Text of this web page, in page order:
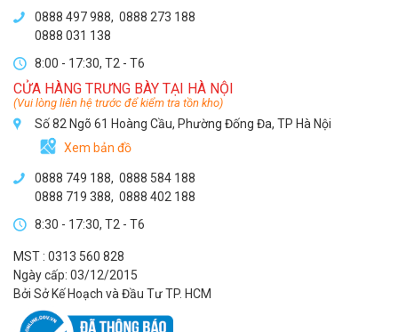
0888 497 988, 0888 273 188
0888 031 138
8:00 - 17:30, T2 - T6
CỬA HÀNG TRƯNG BÀY TẠI HÀ NỘI
(Vui lòng liên hệ trước để kiểm tra tồn kho)
Số 82 Ngõ 61 Hoàng Cầu, Phường Đống Đa, TP Hà Nội
Xem bản đồ
0888 749 188, 0888 584 188
0888 719 388, 0888 402 188
8:30 - 17:30, T2 - T6
MST : 0313 560 828
Ngày cấp: 03/12/2015
Bởi Sở Kế Hoạch và Đầu Tư TP. HCM